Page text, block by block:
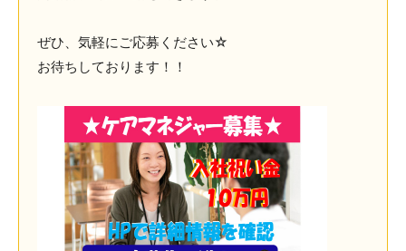
ぜひ、気軽にご応募ください☆
お待ちしております！！